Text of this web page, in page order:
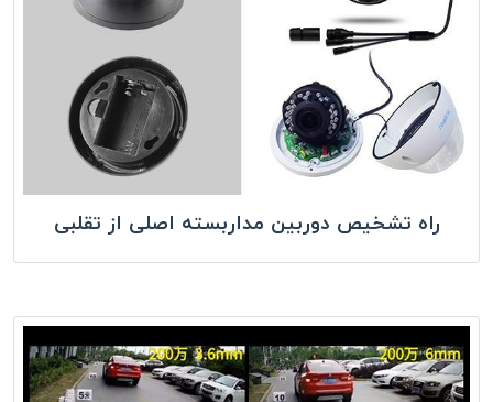
راه تشخیص دوربین مداربسته اصلی از تقلبی